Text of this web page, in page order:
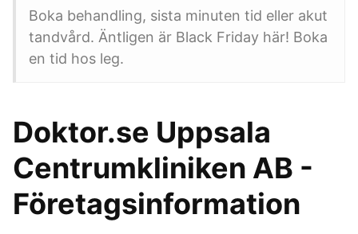
Boka behandling, sista minuten tid eller akut
tandvård. Äntligen är Black Friday här! Boka
en tid hos leg.
Doktor.se Uppsala
Centrumkliniken AB -
Företagsinformation